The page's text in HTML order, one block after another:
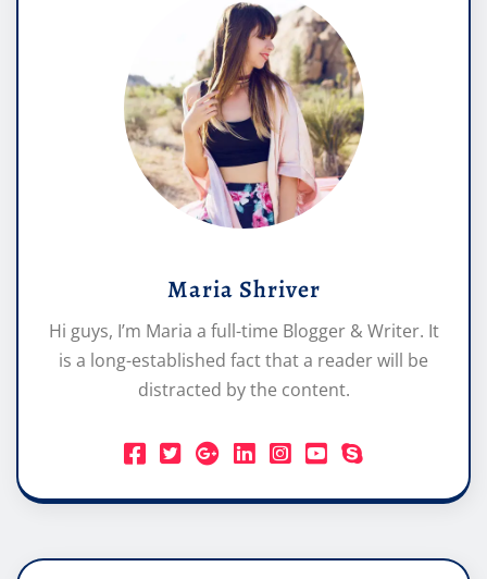
Maria Shriver
Hi guys, I’m Maria a full-time Blogger & Writer. It
is a long-established fact that a reader will be
distracted by the content.